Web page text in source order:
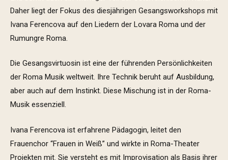
Daher liegt der Fokus des diesjährigen Gesangsworkshops mit
Ivana Ferencova auf den Liedern der Lovara Roma und der
Rumungre Roma.
Die Gesangsvirtuosin ist eine der führenden Persönlichkeiten
der Roma Musik weltweit. Ihre Technik beruht auf Ausbildung,
aber auch auf dem Instinkt. Diese Mischung ist in der Roma-
Musik essenziell.
Ivana Ferencova ist erfahrene Pädagogin, leitet den
Frauenchor “Frauen in Weiß” und wirkte in Roma-Theater
Projekten mit. Sie versteht es mit Improvisation als Basis ihrer